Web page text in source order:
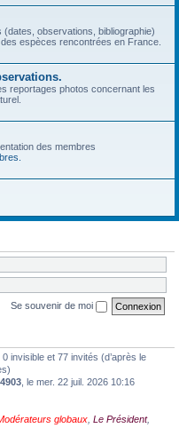
observations, bibliographie)
espèces rencontrées en France.
reportages photos concernant les
des membres
Se souvenir de moi
invisible et 77 invités (d’après le
4903 , le mer. 22 juil. 2026 10:16
globaux Le Président,